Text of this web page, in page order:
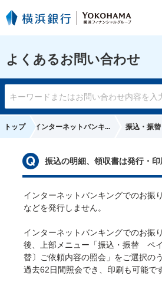
よくあるお問い合わせ
トップ インターネットバンキ... 振込・振替
振込の明細、領収書は発行・印
インターネットバンキングでのお振
などを発行しません。
インターネットバンキングでのお振
後、上部メニュー「振込・振替　ペ
替〕ご依頼内容の照会」をご選択の
過去62日間照会でき、印刷も可能です